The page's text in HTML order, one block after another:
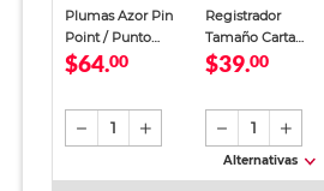
Plumas Azor Pin
Point / Punto
ultrafino / Tinta
$64.00
1
Registrador
Tamaño Carta
Office Depot
$39.00
1
Alternativas